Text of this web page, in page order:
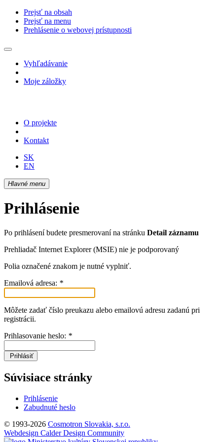
Prejsť na obsah
Prejsť na menu
Prehlásenie o webovej prístupnosti
Vyhľadávanie
Moje záložky
O projekte
Kontakt
SK
EN
Hlavné menu
Prihlásenie
Po prihlásení budete presmerovaní na stránku Detail záznamu
Prehliadač Internet Explorer (MSIE) nie je podporovaný
Polia označené znakom je nutné vyplniť.
Emailová adresa: *
Môžete zadať číslo preukazu alebo emailovú adresu zadanú pri
registrácii.
Prihlasovanie heslo: *
Prihlásiť
Súvisiace stránky
Prihlásenie
Zabudnuté heslo
© 1993-2026 Cosmotron Slovakia, s.r.o.
Webdesign Calder Design Community